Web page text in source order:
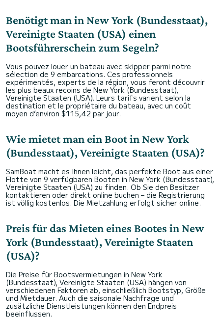
Benötigt man in New York (Bundesstaat),
Vereinigte Staaten (USA) einen
Bootsführerschein zum Segeln?
Vous pouvez louer un bateau avec skipper parmi notre
sélection de 9 embarcations. Ces professionnels
expérimentés, experts de la région, vous feront découvrir
les plus beaux recoins de New York (Bundesstaat),
Vereinigte Staaten (USA). Leurs tarifs varient selon la
destination et le propriétaire du bateau, avec un coût
moyen d’environ $115,42 par jour.
Wie mietet man ein Boot in New York
(Bundesstaat), Vereinigte Staaten (USA)?
SamBoat macht es Ihnen leicht, das perfekte Boot aus einer
Flotte von 9 verfügbaren Booten in New York (Bundesstaat),
Vereinigte Staaten (USA) zu finden. Ob Sie den Besitzer
kontaktieren oder direkt online buchen – die Registrierung
ist völlig kostenlos. Die Mietzahlung erfolgt sicher online.
Preis für das Mieten eines Bootes in New
York (Bundesstaat), Vereinigte Staaten
(USA)?
Die Preise für Bootsvermietungen in New York
(Bundesstaat), Vereinigte Staaten (USA) hängen von
verschiedenen Faktoren ab, einschließlich Bootstyp, Größe
und Mietdauer. Auch die saisonale Nachfrage und
zusätzliche Dienstleistungen können den Endpreis
beeinflussen.